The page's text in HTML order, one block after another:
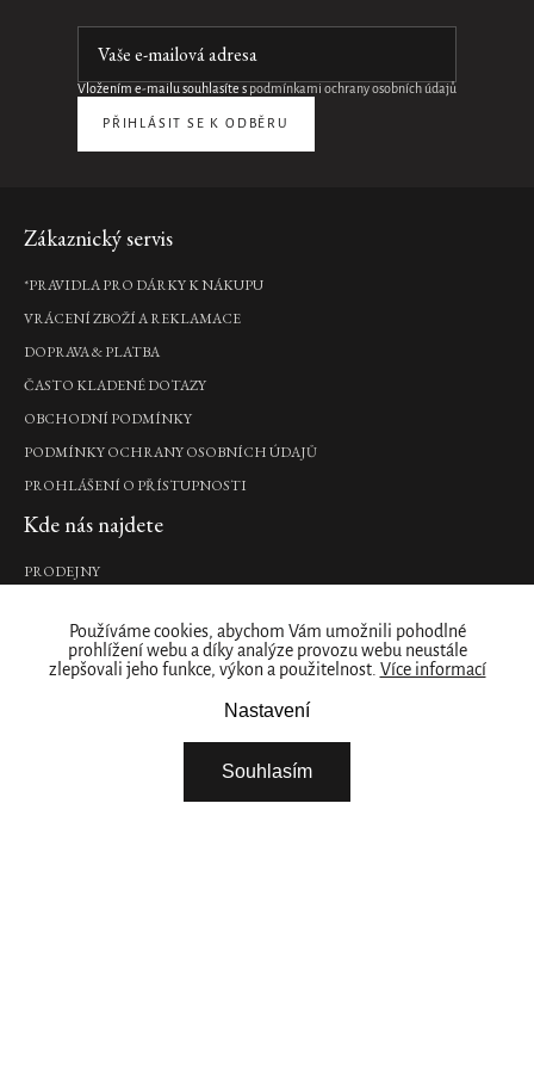
Používáme cookies, abychom Vám umožnili pohodlné
prohlížení webu a díky analýze provozu webu neustále
zlepšovali jeho funkce, výkon a použitelnost. Více informací
Nastavení
Souhlasím
Vložením e-mailu souhlasíte s podmínkami ochrany osobních údajů
PŘIHLÁSIT SE K ODBĚRU
Zápatí
Zákaznický servis
*PRAVIDLA PRO DÁRKY K NÁKUPU
VRÁCENÍ ZBOŽÍ A REKLAMACE
DOPRAVA & PLATBA
ČASTO KLADENÉ DOTAZY
OBCHODNÍ PODMÍNKY
PODMÍNKY OCHRANY OSOBNÍCH ÚDAJŮ
PROHLÁŠENÍ O PŘÍSTUPNOSTI
Kde nás najdete
PRODEJNY
O NÁS